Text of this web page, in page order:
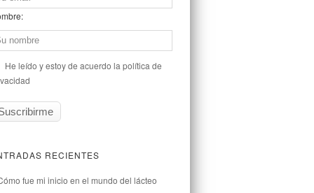
He leído y estoy de acuerdo la política de
RECIENTES
fue mi inicio en el mundo del lácteo